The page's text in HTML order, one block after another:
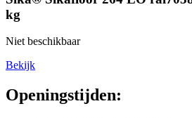
kg
Niet beschikbaar
Bekijk
Openingstijden: